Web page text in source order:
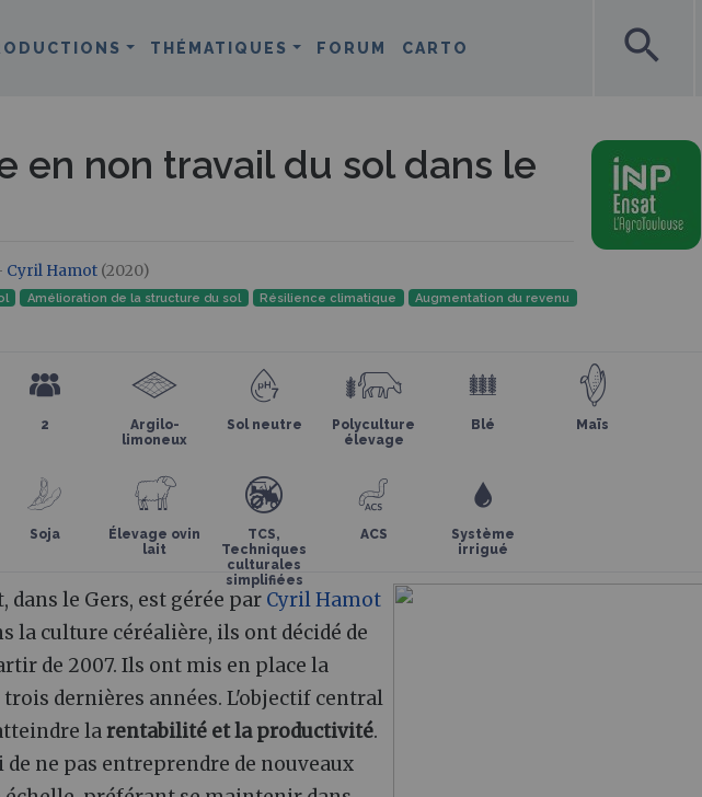
THÉMATIQUES FORUM CARTO search
en non travail du sol dans le
Cyril Hamot (2020)
Amélioration de la structure du sol Résilience climatique
Augmentation du revenu
2
Argilo-
limoneux
Sol neutre
Polyculture
élevage
Blé Maïs
Soja
Élevage ovin
lait
TCS,
Techniques
culturales
simplifiées
ACS
Système
irrigué
le Gers, est gérée par Cyril Hamot
la culture céréalière, ils ont décidé de
de 2007. Ils ont mis en place la
trois dernières années. L'objectif central
larentabilité et la productivité.
ne pas entreprendre de nouveaux